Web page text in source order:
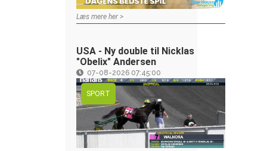
Læs mere her >
USA - Ny double til Nicklas
"Obelix" Andersen
07-08-2026 07:45:00
SPORT